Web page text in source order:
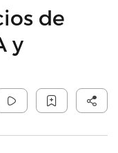
de
y